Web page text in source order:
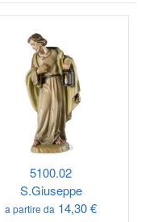
5100.02
S.Giuseppe
a partire da 14,30 €